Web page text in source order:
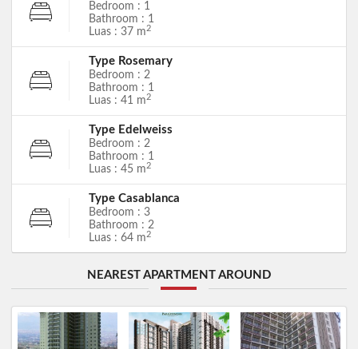
Bedroom : 1
Bathroom : 1
Luas : 37 m2
Type Rosemary
Bedroom : 2
Bathroom : 1
Luas : 41 m2
Type Edelweiss
Bedroom : 2
Bathroom : 1
Luas : 45 m 2
Type Casablanca
Bedroom : 3
Bathroom : 2
Luas : 64 m 2
NEAREST APARTMENT AROUND